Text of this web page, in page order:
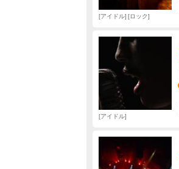
アイドル ロック
アイドル